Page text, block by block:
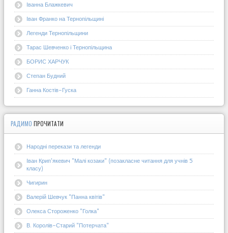
Іванна Блажкевич
Іван Франко на Тернопільщині
Легенди Тернопільщини
Тарас Шевченко і Тернопільщина
БОРИС ХАРЧУК
Степан Будний
Ганна Костів-Гуска
РАДИМО ПРОЧИТАТИ
Народні перекази та легенди
Іван Крип'якевич "Малі козаки" (позакласне читання для учнів 5
класу)
Чигирин
Валерій Шевчук "Панна квітів"
Олекса Стороженко "Голка"
В. Королів-Старий "Потерчата"